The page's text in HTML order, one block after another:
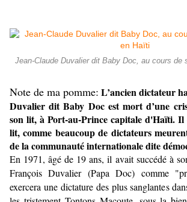
Jean-Claude Duvalier dit Baby Doc, au cours de
Note de ma pomme: L’ancien dictateur
Duvalier dit Baby Doc est mort d’une
son lit, à Port-au-Prince capitale d'Haïti. Il
lit, comme beaucoup de dictateurs
de la communauté internationale dite
En 1971, âgé de 19 ans, il avait succédé à
François Duvalier (Papa Doc) comme
exercera une dictature des plus sanglantes